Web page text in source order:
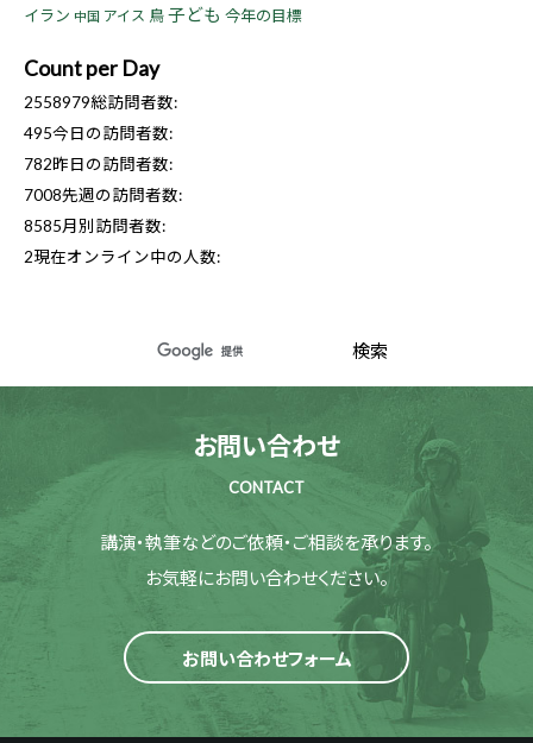
イラン 中国 アイス 鳥子ども 今年の目標
Count per Day
2558979総訪問者数:
495今日の訪問者数:
782昨日の訪問者数:
7008先週の訪問者数:
8585月別訪問者数:
2現在オンライン中の人数:
お問い合わせ
CONTACT
講演・執筆などのご依頼・ご相談を承ります。
お気軽にお問い合わせください。
お問い合わせフォーム